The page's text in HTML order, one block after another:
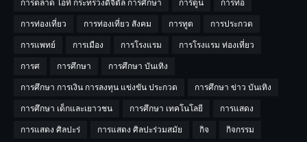
การท่องเที่ยว
การท่องเที่ยว สังคม การทูต
การประกวด
การแพทย์
การเมือง การโรงแรม
การโรงแรม ท่องเที่ยว
การศ
การศึกษา
การศึกษา บันเทิง
การศึกษา การเงิน การลงทุน แข่งขัน ประกวด
การศึกษา ข่าว บันเทิง
การศึกษา เด็กและเยาวชน
การศึกษา เทคโนโลยี
การแสดง
การแสดง ศิลปะร่
การแสดง ศิลปะร่วมสมัย กิจ
กิจกรรม